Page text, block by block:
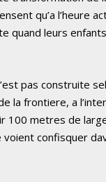
qu’a l’heure
quand leurs
pas construite
la frontiere, a
100 metres de
confisquer